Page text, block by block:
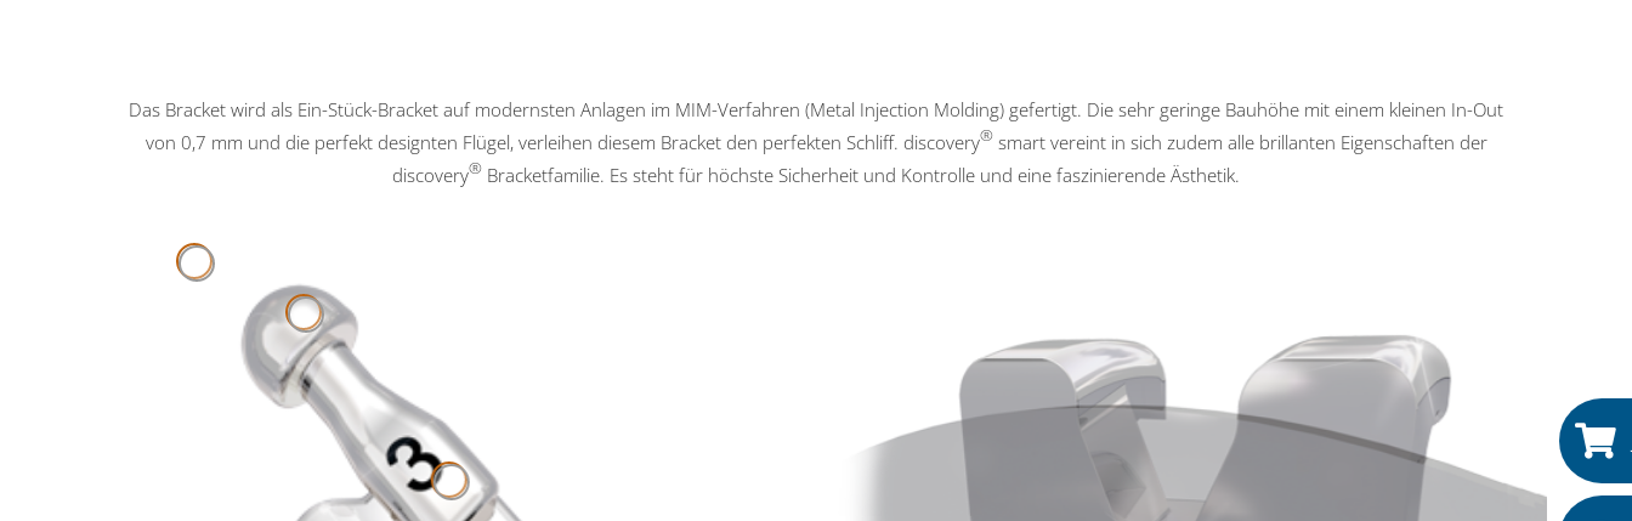
Das Bracket wird als Ein-Stück-Bracket auf modernsten Anlagen im MIM-Verfahren (Metal Injection Molding) gefertigt. Die sehr geringe Bauhöhe mit einem kleinen In-Out
von 0,7 mm und die perfekt designten Flügel, verleihen diesem Bracket den perfekten Schliff. discovery®smart vereint in sich zudem alle brillanten Eigenschaften der
discovery® Bracketfamilie. Es steht für höchste Sicherheit und Kontrolle und eine faszinierende Ästhetik.
Stück-
Bracket.
Häkchen
mit
Pilzkopfdesign.
Laserbeschriftung.